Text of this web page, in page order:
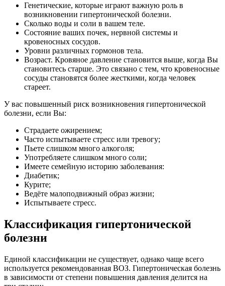
Генетические, которые играют важную роль в
возникновении гипертонической болезни.
Сколько воды и соли в вашем теле.
Состояние ваших почек, нервной системы и
кровеносных сосудов.
Уровни различных гормонов тела.
Возраст. Кровяное давление становится выше, когда Вы
становитесь старше. Это связано с тем, что кровеносные
сосуды становятся более жесткими, когда человек
стареет.
У вас повышенный риск возникновения гипертонической
болезни, если Вы:
Страдаете ожирением;
Часто испытываете стресс или тревогу;
Пьете слишком много алкоголя;
Употребляете слишком много соли;
Имеете семейную историю заболевания:
Диабетик;
Курите;
Ведёте малоподвижный образ жизни;
Испытываете стресс.
Классификация гипертонической
болезни
Единой классификации не существует, однако чаще всего
используется рекомендованная ВОЗ. Гипертоническая болезнь
в зависимости от степени повышения давления делится на